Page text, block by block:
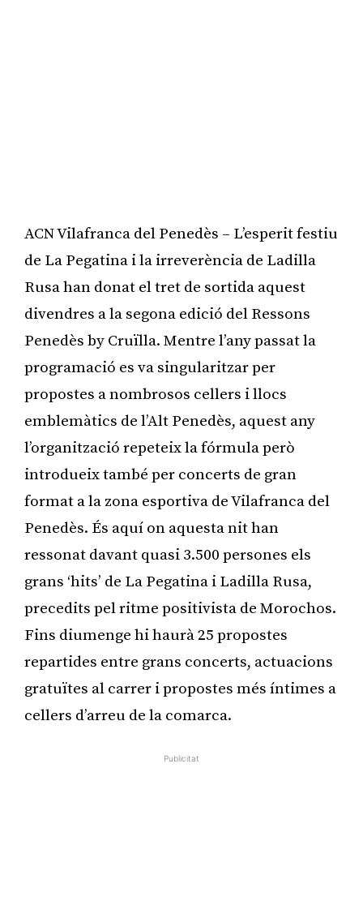
ACN Vilafranca del Penedès – L’esperit festiu
de La Pegatina i la irreverència de Ladilla
Rusa han donat el tret de sortida aquest
divendres a la segona edició del Ressons
Penedès by Cruïlla. Mentre l’any passat la
programació es va singularitzar per
propostes a nombrosos cellers i llocs
emblemàtics de l’Alt Penedès, aquest any
l’organització repeteix la fórmula però
introdueix també per concerts de gran
format a la zona esportiva de Vilafranca del
Penedès. És aquí on aquesta nit han
ressonat davant quasi 3.500 persones els
grans ‘hits’ de La Pegatina i Ladilla Rusa,
precedits pel ritme positivista de Morochos.
Fins diumenge hi haurà 25 propostes
repartides entre grans concerts, actuacions
gratuïtes al carrer i propostes més íntimes a
cellers d’arreu de la comarca.
Publicitat